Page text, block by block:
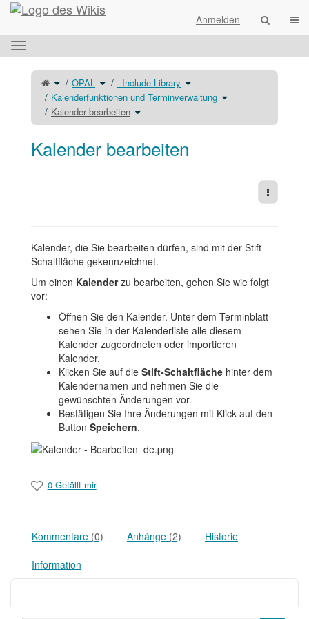
Startseite
Anmelden
Das
horizontale
Menü
umschalten.
Schalte
denübergeordneten
Baum
von
Kalender
bearbeiten
um.
OPAL Schalte
denVerzeichnisbaum
unter
OPAL
um.
_Include Library Schalte
den
unter
_Include
Library
Kalenderfunktionen und Terminverwaltung Schalte
den
Terminverwaltung
um.
Kalender bearbeiten Schalte
den
unter
Kalender
Kalender bearbeiten
Weitere
Kalender, die Sie bearbeiten dürfen, sind mit der Stift-
Schaltfläche gekennzeichnet.
Um einen Kalenderzu bearbeiten, gehen Sie wie folgt
vor:
Öffnen Sie den Kalender. Unter dem Terminblatt
sehen Sie in der Kalenderliste alle diesem
Kalender zugeordneten oder importieren
Kalender.
Klicken Sie auf die Stift-Schaltfläche hinter dem
Kalendernamen und nehmen Sie die
gewünschten Änderungen vor.
Bestätigen Sie Ihre Änderungen mit Klick auf den
Button Speichern.
0 Gefällt mir
Kommentare (0) Anhänge (2) Historie
Information